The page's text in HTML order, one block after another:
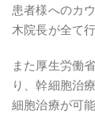
患者様へのカ
木院長が全て
また厚生労働
り、幹細胞治
細胞治療が可能